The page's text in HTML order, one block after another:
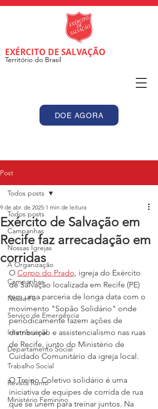
EXÉRCITO DE SALVAÇÃO
Território do Brasil
DOE AGORA
Post
Todos posts
Campanhas
Nossas Igrejas
A Organização
Campanhas
Nossa Fé
Serviço de Emergência
Internacional
Departamento Social
Trabalho Social
Revista Rumo
Ministério Feminino
Todos posts
Exército de Salvação em
Recife faz arrecadação em
corridas
9 de abr. de 2025 1 min de leitura
O Corpo do Prado, igreja do Exército
de Salvação localizada em Recife (PE)
tem uma parceria de longa data com o
movimento "Sopão Solidário" onde
periodicamente fazem ações de
distribuição e assistencialismo nas ruas
de Recife, junto do Ministério de
Cuidado Comunitário da igreja local.
O Treino Coletivo solidário é uma
iniciativa de equipes de corrida de rua
que se unem para treinar juntos. Na